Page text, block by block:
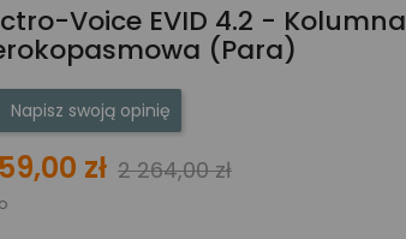
Voice EVID 4.2 - Kolumna
(para)
Napisz swoją opinię
zł 2 264,00 zł